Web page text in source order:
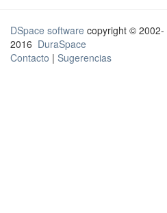
DSpace software copyright © 2002-
2016 DuraSpace
Contacto | Sugerencias